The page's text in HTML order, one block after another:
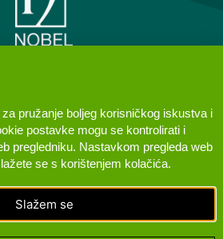
Srbija
pružanje boljeg korisničkog iskustva i
postavke mogu se kontrolirati i
pregledniku. Nastavkom pregleda web
se s korištenjem kolačića.
Slažem se